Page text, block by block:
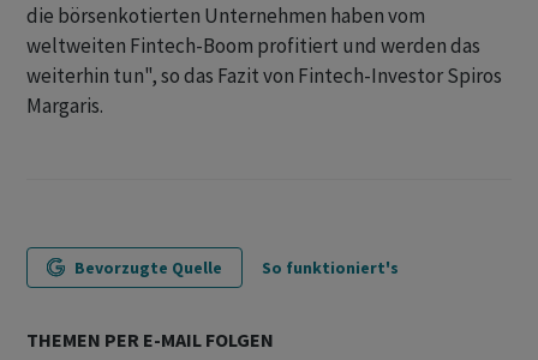
die börsenkotierten Unternehmen haben vom
weltweiten Fintech-Boom profitiert und werden das
weiterhin tun", so das Fazit von Fintech-Investor Spiros
Margaris.
Bevorzugte Quelle So funktioniert's
THEMEN PER E-MAIL FOLGEN